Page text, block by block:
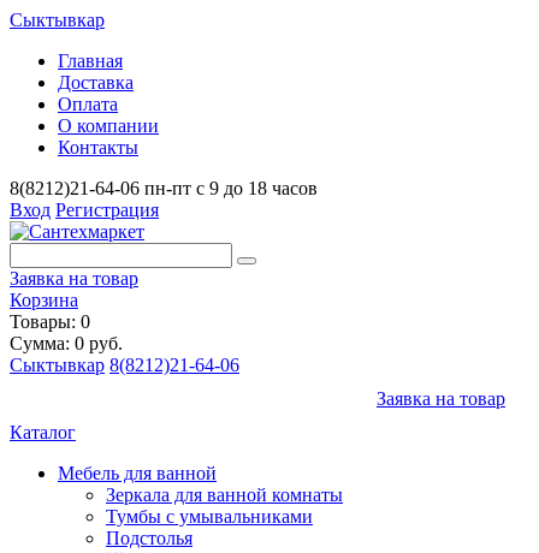
Сыктывкар
Главная
Доставка
Оплата
О компании
Контакты
8(8212)21-64-06 пн-пт с 9 до 18 часов
Вход Регистрация
Заявка на товар
Корзина
Товары: 0
Сумма: 0 руб.
Сыктывкар 8(8212)21-64-06
Заявка на товар
Каталог
Мебель для ванной
Зеркала для ванной комнаты
Тумбы с умывальниками
Подстолья